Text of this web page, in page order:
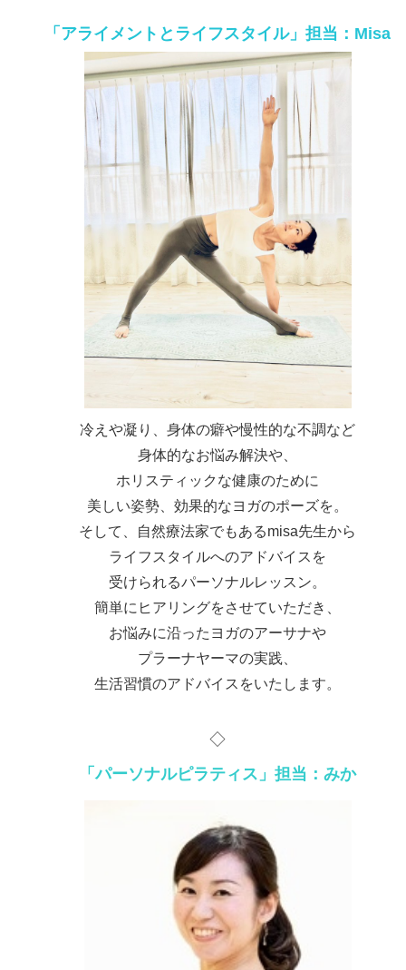
「アライメントとライフスタイル」担当：Misa
冷えや凝り、身体の癖や慢性的な不調など
身体的なお悩み解決や、
ホリスティックな健康のために
美しい姿勢、効果的なヨガのポーズを。
そして、自然療法家でもあるmisa先生から
ライフスタイルへのアドバイスを
受けられるパーソナルレッスン。
簡単にヒアリングをさせていただき、
お悩みに沿ったヨガのアーサナや
プラーナヤーマの実践、
生活習慣のアドバイスをいたします。
◇
「パーソナルピラティス」担当：みか